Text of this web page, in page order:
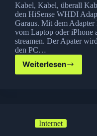
Kabel, Kabel, überall
den HiSense WHDI
Garaus. Mit dem
vom Laptop oder iPhone
streamen. Der Apater
den PC…
Weiterlesen
HiSense
WHDI
von
Internet